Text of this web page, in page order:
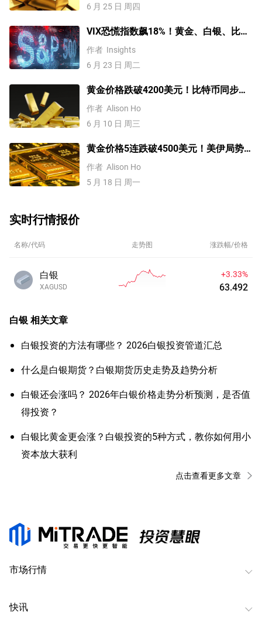
6 月 25 日 周四
VIX恐慌指数飙18%！黄金、白银、比特
币、标普500技术分析
作者 Insights
6 月 23 日 周二
黄金价格跌破4200美元！比特币同步下
挫！流动性危机卷土重来？
作者 Alison Ho
6 月 10 日 周三
黄金价格5连跌破4500美元！美伊局势
升温推高油价，美联储2026年加息？
作者 Alison Ho
5 月 18 日 周一
实时行情报价
名称/代码 走势图 涨跌幅/价格
白银
XAGUSD
+3.33%
63.492
白银 相关文章
白银投资的方法有哪些？ 2026白银投资管道汇总
什么是白银期货？白银期货历史走势及趋势分析
白银还会涨吗？ 2026年白银价格走势分析预测，是否值
得投资？
白银比黄金更会涨？白银投资的5种方式，教你如何用小
资本放大获利
点击查看更多文章
市场行情
快讯